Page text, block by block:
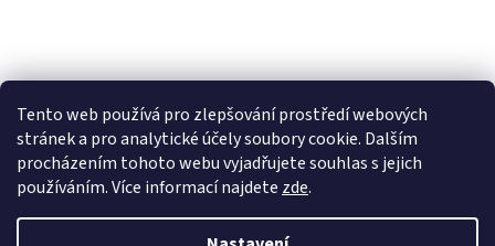
Tento web používá pro zlepšování prostředí webových
stránek a pro analytické účelysoubory cookie. Dalším
procházením tohoto webu vyjadřujete souhlas s jejich
používáním. Více informacínajdete zde.
Sledovat na Instagramu